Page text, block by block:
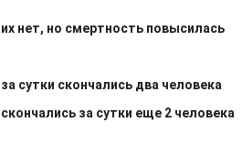
нет, но смертность повысилась
сутки скончались два человека
за сутки еще 2 человека